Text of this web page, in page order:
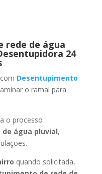
rede de água
24
Desentupimento
o ramal para
o processo
água pluvial,
quando solicitada,